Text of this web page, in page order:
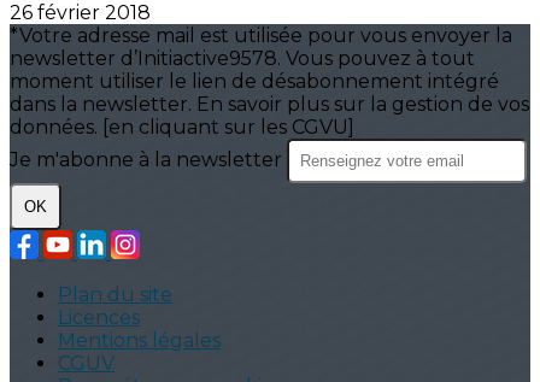
26 février 2018
*Votre adresse mail est utilisée pour vous envoyer la
newsletter d’Initiactive9578. Vous pouvez à tout
moment utiliser le lien de désabonnement intégré
dans la newsletter. En savoir plus sur la gestion de vos
données. [en cliquant sur les CGVU]
Je m'abonne à la newsletter
OK
Plan du site
Licences
Mentions légales
CGUV